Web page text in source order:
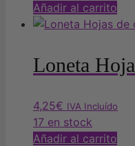
Añadir al carrito
Loneta
4,25€ IVA Incluído
17 en stock
Añadir al carrito